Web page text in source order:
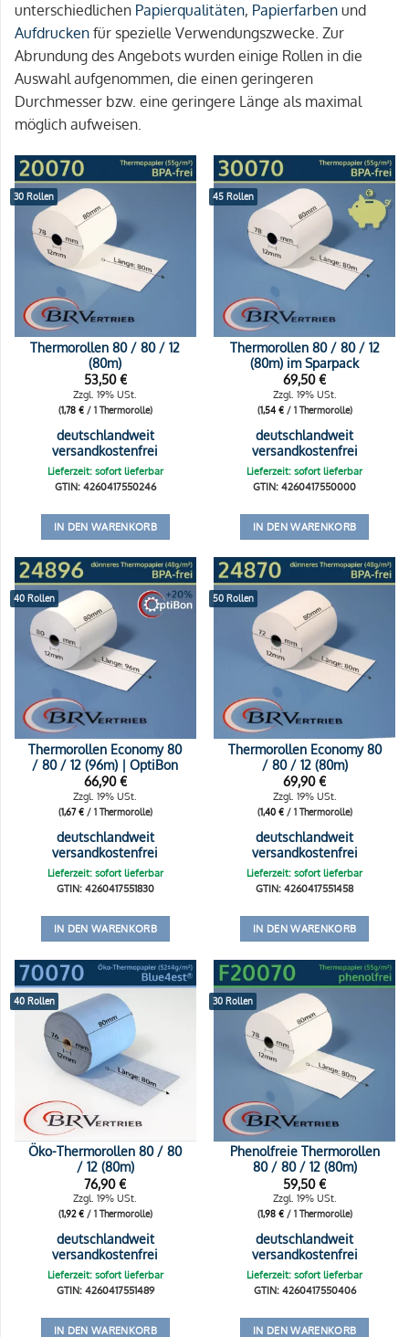
unterschiedlichen Papierqualitäten, Papierfarben und
Aufdrucken für spezielle Verwendungszwecke. Zur
Abrundung des Angebots wurden einige Rollen in die
Auswahl aufgenommen, die einen geringeren
Durchmesser bzw. eine geringere Länge als maximal
möglich aufweisen.
30 Rollen
Thermorollen 80 / 80 / 12
(80m)
53,50€
Zzgl. 19% USt.
(1,78 €/ 1 Thermorolle)
deutschlandweit
versandkostenfrei
Lieferzeit: sofort lieferbar
GTIN: 4260417550246
IN DEN WARENKORB
45 Rollen
Thermorollen 80 / 80 / 12
(80m) im Sparpack
69,50€
Zzgl. 19% USt.
(1,54 €/ 1 Thermorolle)
deutschlandweit
versandkostenfrei
Lieferzeit: sofort lieferbar
GTIN: 4260417550000
IN DEN WARENKORB
40 Rollen
Thermorollen Economy 80
/ 80 / 12 (96m) | OptiBon
66,90€
Zzgl. 19% USt.
(1,67€/ 1 Thermorolle)
deutschlandweit
versandkostenfrei
Lieferzeit: sofort lieferbar
GTIN: 4260417551830
IN DEN WARENKORB
50 Rollen
Thermorollen Economy 80
/ 80 / 12 (80m)
69,90€
Zzgl. 19% USt.
(1,40 €/ 1 Thermorolle)
deutschlandweit
versandkostenfrei
Lieferzeit: sofort lieferbar
GTIN: 4260417551458
IN DEN WARENKORB
40 Rollen
Öko-Thermorollen 80 / 80
/ 12 (80m)
76,90€
Zzgl. 19% USt.
(1,92€/ 1 Thermorolle)
deutschlandweit
versandkostenfrei
Lieferzeit: sofort lieferbar
GTIN: 4260417551489
IN DEN WARENKORB
30 Rollen
Phenolfreie Thermorollen
80 / 80 / 12 (80m)
59,50€
Zzgl. 19% USt.
(1,98 €/ 1 Thermorolle)
deutschlandweit
versandkostenfrei
Lieferzeit: sofort lieferbar
GTIN: 4260417550406
IN DEN WARENKORB